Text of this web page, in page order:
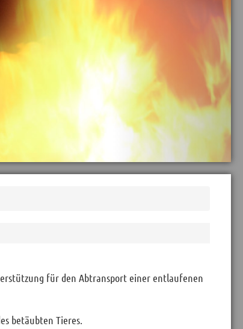
für den Abtransport einer entlaufenen
betäubten Tieres.